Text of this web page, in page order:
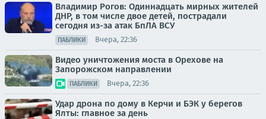
Владимир Рогов: Одиннадцать мирных жителей
ДНР, в том числе двое детей, пострадали
сегодня из-за атак БпЛА ВСУ
ПАБЛИКИ Вчера, 22:36
Видео уничтожения моста в Орехове на
Запорожском направлении
ПАБЛИКИ Вчера, 22:36
Удар дрона по дому в Керчи и БЭК у берегов
Ялты: главное за день